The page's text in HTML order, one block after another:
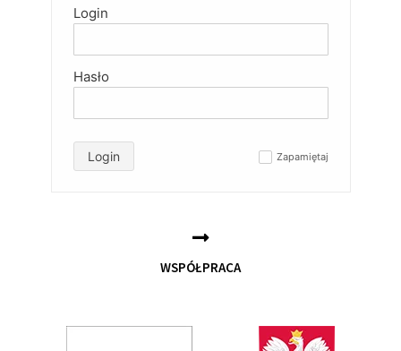
Login
Hasło
Zapamiętaj
Login
WSPÓŁPRACA